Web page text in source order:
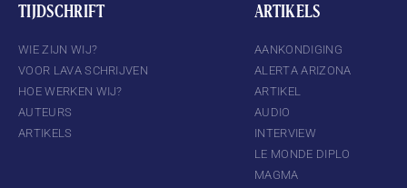
TIJDSCHRIFT
WIE ZIJN WIJ?
VOOR LAVA SCHRIJVEN
HOE WERKEN WIJ?
AUTEURS
ARTIKELS
ARTIKELS
AANKONDIGING
ALERTA ARIZONA
ARTIKEL
AUDIO
INTERVIEW
LE MONDE DIPLO
MAGMA